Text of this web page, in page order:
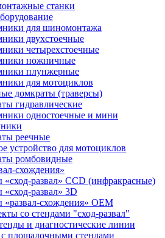
станки
для шиномонтажа
двухстоечные
четырехстоечные
ножничные
плунжерные
для мотоциклов
домкраты (траверсы)
гидравлические
одностоечные и мини
реечные
устройство для мотоциклов
ромбовидные
схождения»
«сход-развал» CCD (инфракрасные)
развал» 3D
«развал-схождения» ОЕМ
со стендами "сход-развал"
и диагностические линии
площадочными стендами